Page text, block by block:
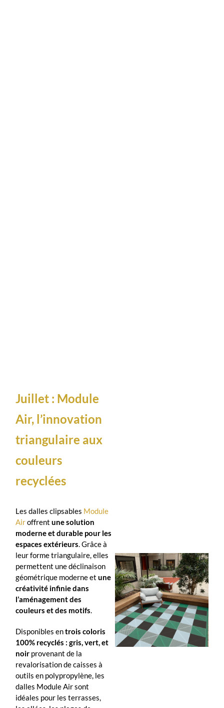
Juillet : Module
Air, l’innovation
triangulaire aux
couleurs
recyclées
Les dalles clipsables Module
Airoffrent une solution
moderne et durable pour les
espaces extérieurs. Grâce à
leur forme triangulaire, elles
permettent une déclinaison
géométrique moderne et une
créativité infinie dans
l’aménagement des
couleurs et des motifs.
Disponibles entrois coloris
100% recyclés : gris, vert, et
noir provenant de la
revalorisation de caisses à
outils en polypropylène, les
dalles Module Air sont
idéales pour les terrasses,